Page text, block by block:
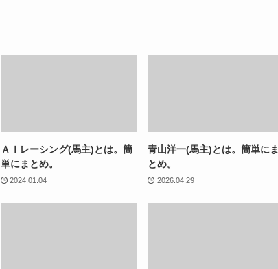
ＡＩレーシング(馬主)とは。簡
単にまとめ。
2024.01.04
青山洋一(馬主)とは。簡単にま
とめ。
2026.04.29